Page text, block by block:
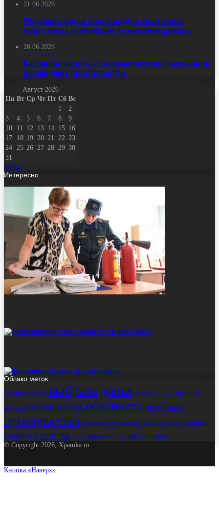
21.06.2026
Подтяжка груди после родов: грамотная
подготовка к операции и снижение рисков
20.06.2026
Как двери капель с иллюминатором визуально
расширяют пространство
Август 2026
Пн Вт Ср Чт Пт Сб Вс
1
2
3
4 5 6 7 8
9
10
11 12 13 14 15 16
17
18 19 20 21 22 23
24
25 26 27 28 29 30
31
« Июл
Интересно
Облако меток
виды вкусный выбратьдиета игровой лучшие методы
модные основные особенности правильно
преимущества применение путешествие работы ремонт рецепт
секреты советы стиль эффективные эффективный
© Copyright 2026, Xpamka.ru
Кнопка «Наверх»